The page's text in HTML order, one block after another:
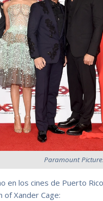
Paramount
en los cines de Puerto
of Xander Cage: